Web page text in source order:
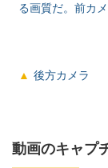
る画質だ。前カ
後方カメラ
動画のキャプ